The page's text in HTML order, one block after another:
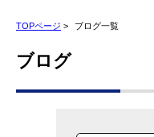
TOPページ > ブログ一覧
ブログ